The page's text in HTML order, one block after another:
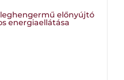
előnyújtó
energiaellátása